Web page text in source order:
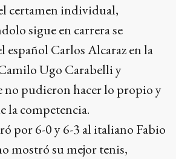
certamen individual,
sigue en carrera se
español Carlos Alcaraz en la
Ugo Carabelli y
no pudieron hacer lo propio y
la competencia.
por 6-0 y 6-3 al italiano Fabio
mostró su mejor tenis,